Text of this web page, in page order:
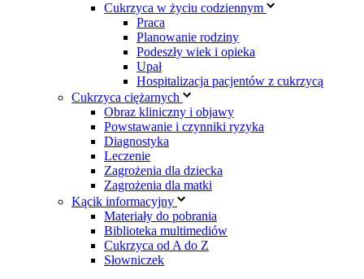
Cukrzyca w życiu codziennym
Praca
Planowanie rodziny
Podeszły wiek i opieka
Upał
Hospitalizacja pacjentów z cukrzycą
Cukrzyca ciężarnych
Obraz kliniczny i objawy
Powstawanie i czynniki ryzyka
Diagnostyka
Leczenie
Zagrożenia dla dziecka
Zagrożenia dla matki
Kącik informacyjny
Materiały do pobrania
Biblioteka multimediów
Cukrzyca od A do Z
Słowniczek